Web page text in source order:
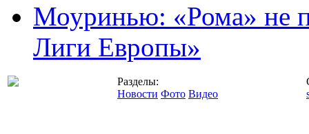
Моуринью: «Рома» не
Лиги Европы»
Разделы:
Новости Фото Видео